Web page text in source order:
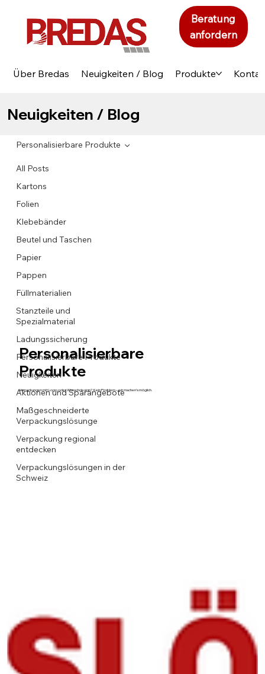
Über Bredas Neuigkeiten / Blog Produkte
Beratung
anfordern
Neuigkeiten / Blog
All Posts
Kartons
Folien
Klebebänder
Beutel und Taschen
Papier
Pappen
Füllmaterialien
Stanzteile und
Spezialmaterial
Ladungssicherung
Personalisierbare Produkte
Neuigkeiten
Aktionen und Sparangebote
Maßgeschneiderte
Verpackungslösunge
Verpackung regional
entdecken
Verpackungslösungen in der
Schweiz
Personalisierbare Produkte
Personalisierbare
Produkte
Verpackungen mit Logo oder Wunschdesign? Kein Problem – wir machen’s möglich.